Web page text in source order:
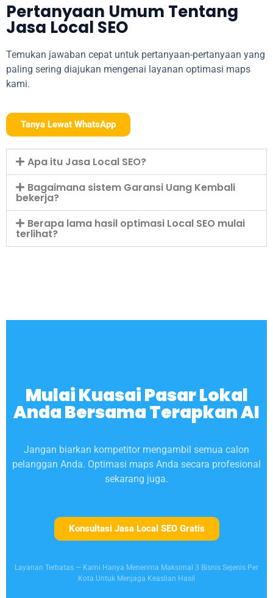
Pertanyaan Umum Tentang
Jasa Local SEO
Temukan jawaban cepat untuk pertanyaan-pertanyaan yang
paling sering diajukan mengenai layanan optimasi maps
kami.
Tanya Lewat WhatsApp
Apa itu Jasa Local SEO?
Bagaimana sistem Garansi Uang Kembali
bekerja?
Berapa lama hasil optimasi Local SEO mulai
terlihat?
Mulai Kuasai Pasar Lokal
Anda Bersama Terapkan AI
Jangan biarkan kompetitor mengambil semua calon
pelanggan Anda. Optimasi maps Anda secara profesional
sekarang juga.
Konsultasi Jasa Local SEO Gratis
Layanan Terbatas — Kami Hanya Menerima Maksimal 3 Bisnis Sejenis Per
Kota Untuk Menjaga Keaslian Hasil